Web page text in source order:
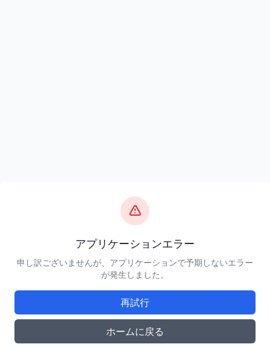
アプリケーションエラー
申し訳ございませんが、アプリケーションで予期しないエラー
が発生しました。
再試行
ホームに戻る